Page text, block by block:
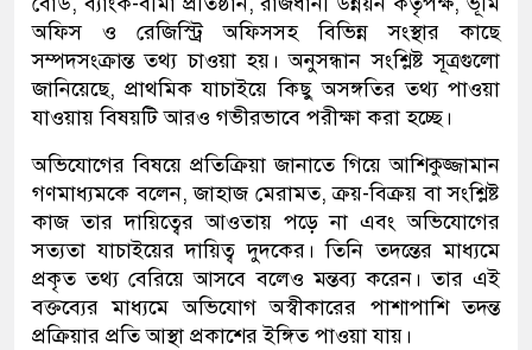
অফিস ও রেজিস্ট্রি অফিসসহ বিভিন্ন সংস্থার কাছে
সম্পদসংক্রান্ত তথ্য চাওয়া হয়। অনুসন্ধান সংশ্লিষ্ট সূত্রগুলো
জানিয়েছে, প্রাথমিক যাচাইয়ে কিছু অসঙ্গতির তথ্য পাওয়া
যাওয়ায় বিষয়টি আরও গভীরভাবে পরীক্ষা করা হচ্ছে।
অভিযোগের বিষয়ে প্রতিক্রিয়া জানাতে গিয়ে আশিকুজ্জামান
গণমাধ্যমকে বলেন, জাহাজ মেরামত, ক্রয়-বিক্রয় বা সংশ্লিষ্ট
কাজ তার দায়িত্বের আওতায় পড়ে না এবং অভিযোগের
সত্যতা যাচাইয়ের দায়িত্ব দুদকের। তিনি তদন্তের মাধ্যমে
প্রকৃত তথ্য বেরিয়ে আসবে বলেও মন্তব্য করেন। তার এই
বক্তব্যের মাধ্যমে অভিযোগ অস্বীকারের পাশাপাশি তদন্ত
প্রক্রিয়ার প্রতি আস্থা প্রকাশের ইঙ্গিত পাওয়া যায়।